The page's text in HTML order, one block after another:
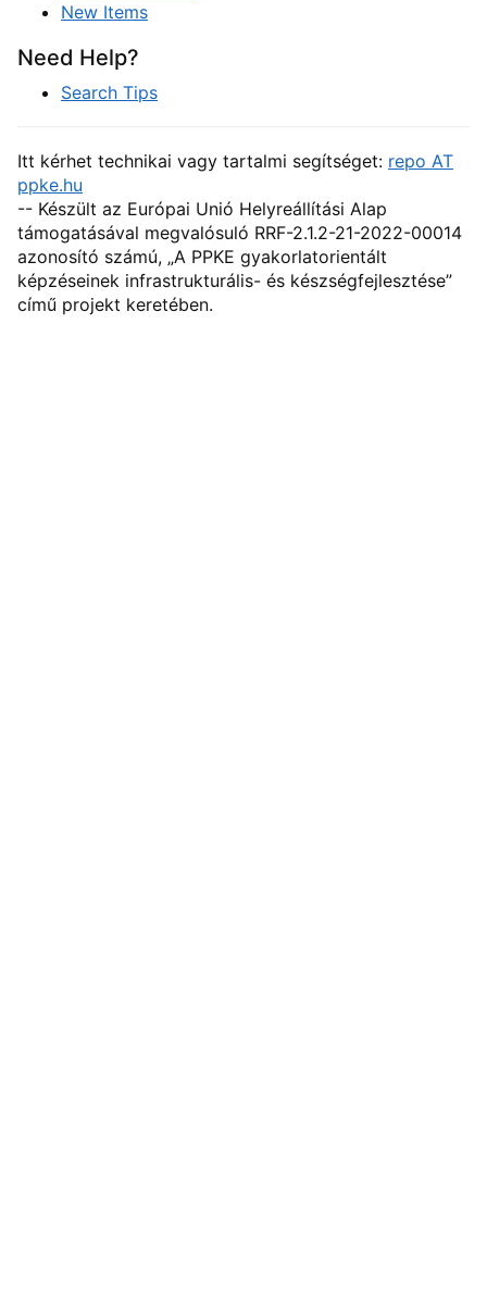
New Items
Need Help?
Search Tips
Itt kérhet technikai vagy tartalmi segítséget: repo AT
ppke.hu
-- Készült az Európai Unió Helyreállítási Alap
támogatásával megvalósuló RRF-2.1.2-21-2022-00014
azonosító számú, „A PPKE gyakorlatorientált
képzéseinek infrastrukturális- és készségfejlesztése”
című projekt keretében.